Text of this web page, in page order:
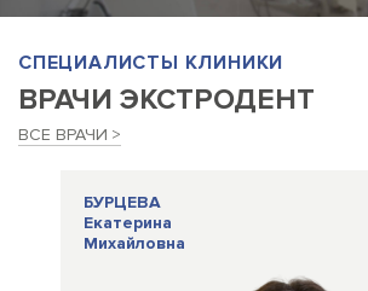
СПЕЦИАЛИСТЫ КЛИНИКИ
ВРАЧИ ЭКСТРОДЕНТ
ВСЕ ВРАЧИ
БУРЦЕВА
Екатерина
Михайловна